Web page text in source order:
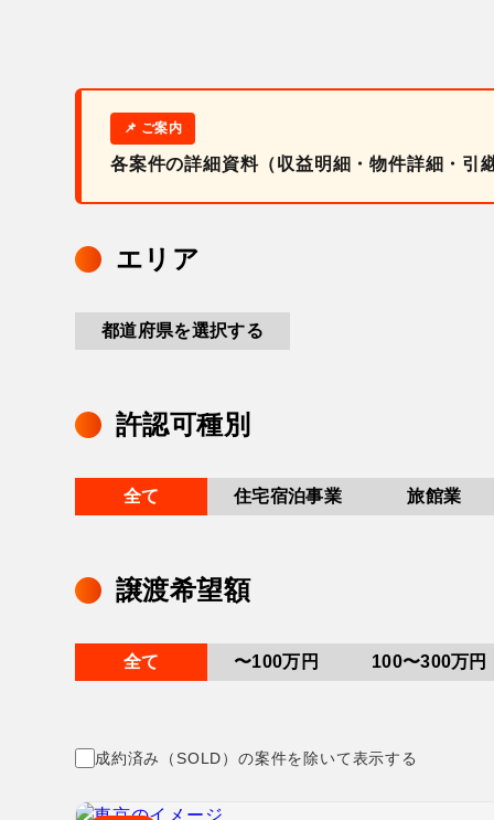
各案件の詳細資料（収益明細・物件詳細・引
エリア
都道府県を選択する
許認可種別
全て 住宅宿泊事業 旅館業
譲渡希望額
全て 〜100万円 100〜300万円
成約済み（SOLD）の案件を除いて表示する